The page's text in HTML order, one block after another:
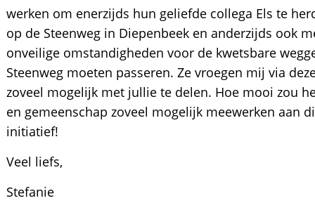
werken om enerzijds hun geliefde collega Els te
op de Steenweg in Diepenbeek en anderzijds ook
onveilige omstandigheden voor de kwetsbare
Steenweg moeten passeren. Ze vroegen mij via
zoveel mogelijk met jullie te delen. Hoe mooi zou
en gemeenschap zoveel mogelijk meewerken aan
initiatief!
Veel liefs,
Stefanie